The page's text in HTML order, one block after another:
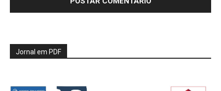
Jornal em PDF